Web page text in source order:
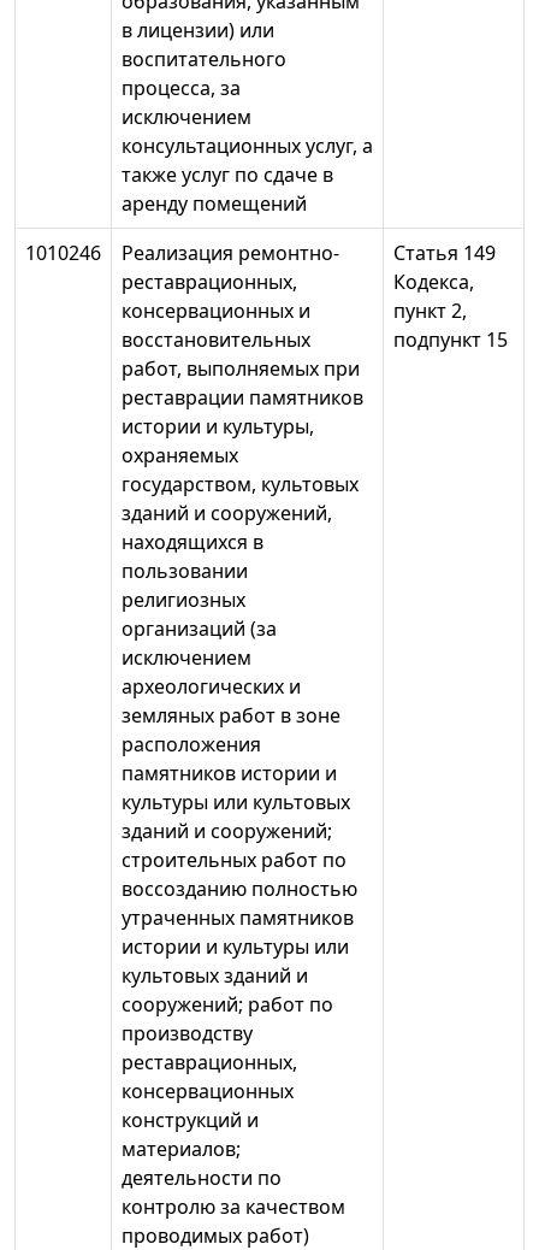
в лицензии) или
воспитательного
процесса, за
исключением
консультационных услуг, а
также услуг по сдаче в
аренду помещений
1010246
Реализация ремонтно-
реставрационных,
консервационных и
восстановительных
работ, выполняемых при
реставрации памятников
истории и культуры,
охраняемых
государством, культовых
зданий и сооружений,
находящихся в
пользовании
религиозных
организаций (за
исключением
археологических и
земляных работ в зоне
расположения
памятников истории и
культуры или культовых
зданий и сооружений;
строительных работ по
воссозданию полностью
утраченных памятников
истории и культуры или
культовых зданий и
сооружений; работ по
производству
реставрационных,
консервационных
конструкций и
материалов;
деятельности по
контролю за качеством
проводимых работ)
Статья 149
Кодекса,
пункт 2,
подпункт 15